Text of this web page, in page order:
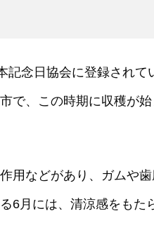
念日協会に登録されて
で、この時期に収穫が
用などがあり、ガムや
6月には、清涼感をもた